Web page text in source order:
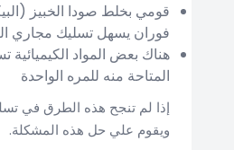
قومي بخلط صودا الخبيز
فوران يسهل تسليك مجاري
هناك بعض المواد
المتاحة منه للمره الواحدة
إذا لم تنجح هذه الطرق في
ويقوم علي حل هذه المشكلة.